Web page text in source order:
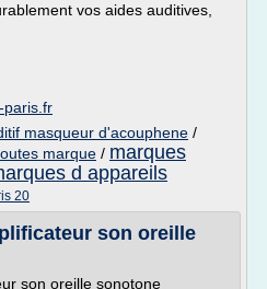
vos aides auditives,
paris.fr
masqueur d'acouphene /
marque / marques
d appareils
20
son oreille
son oreille sonotone